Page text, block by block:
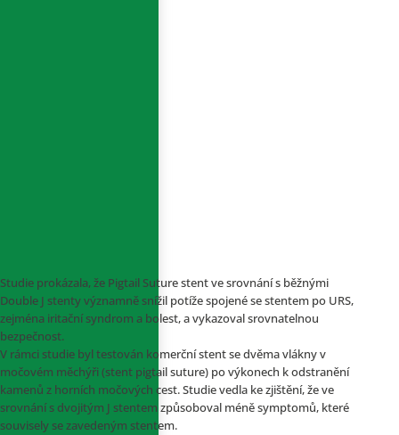
Studie prokázala, že Pigtail Suture stent ve srovnání s běžnými
Double J stenty významně snížil potíže spojené se stentem po URS,
zejména iritační syndrom a bolest, a vykazoval srovnatelnou
bezpečnost.
V rámci studie byl testován komerční stent se dvěma vlákny v
močovém měchýři (stent pigtail suture) po výkonech k odstranění
kamenů z horních močových cest. Studie vedla ke zjištění, že ve
srovnání s dvojitým J stentem způsoboval méně symptomů, které
souvisely se zavedeným stentem.